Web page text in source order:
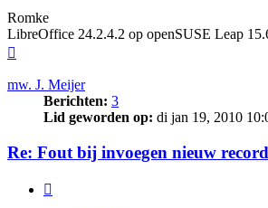
Romke
LibreOffice 24.2.4.2 op openSUSE Leap
mw. J. Meijer
Berichten: 3
Lid geworden op: di jan 19, 2010
Re: Fout bij invoegen nieuw record